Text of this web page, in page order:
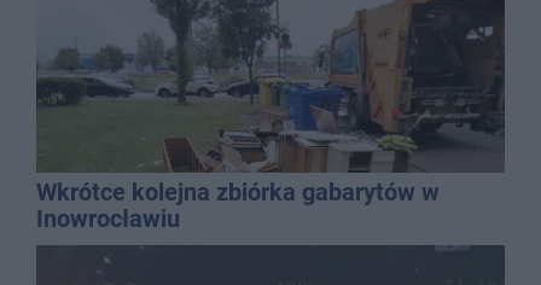
Wkrótce kolejna zbiórka gabarytów w
Inowrocławiu